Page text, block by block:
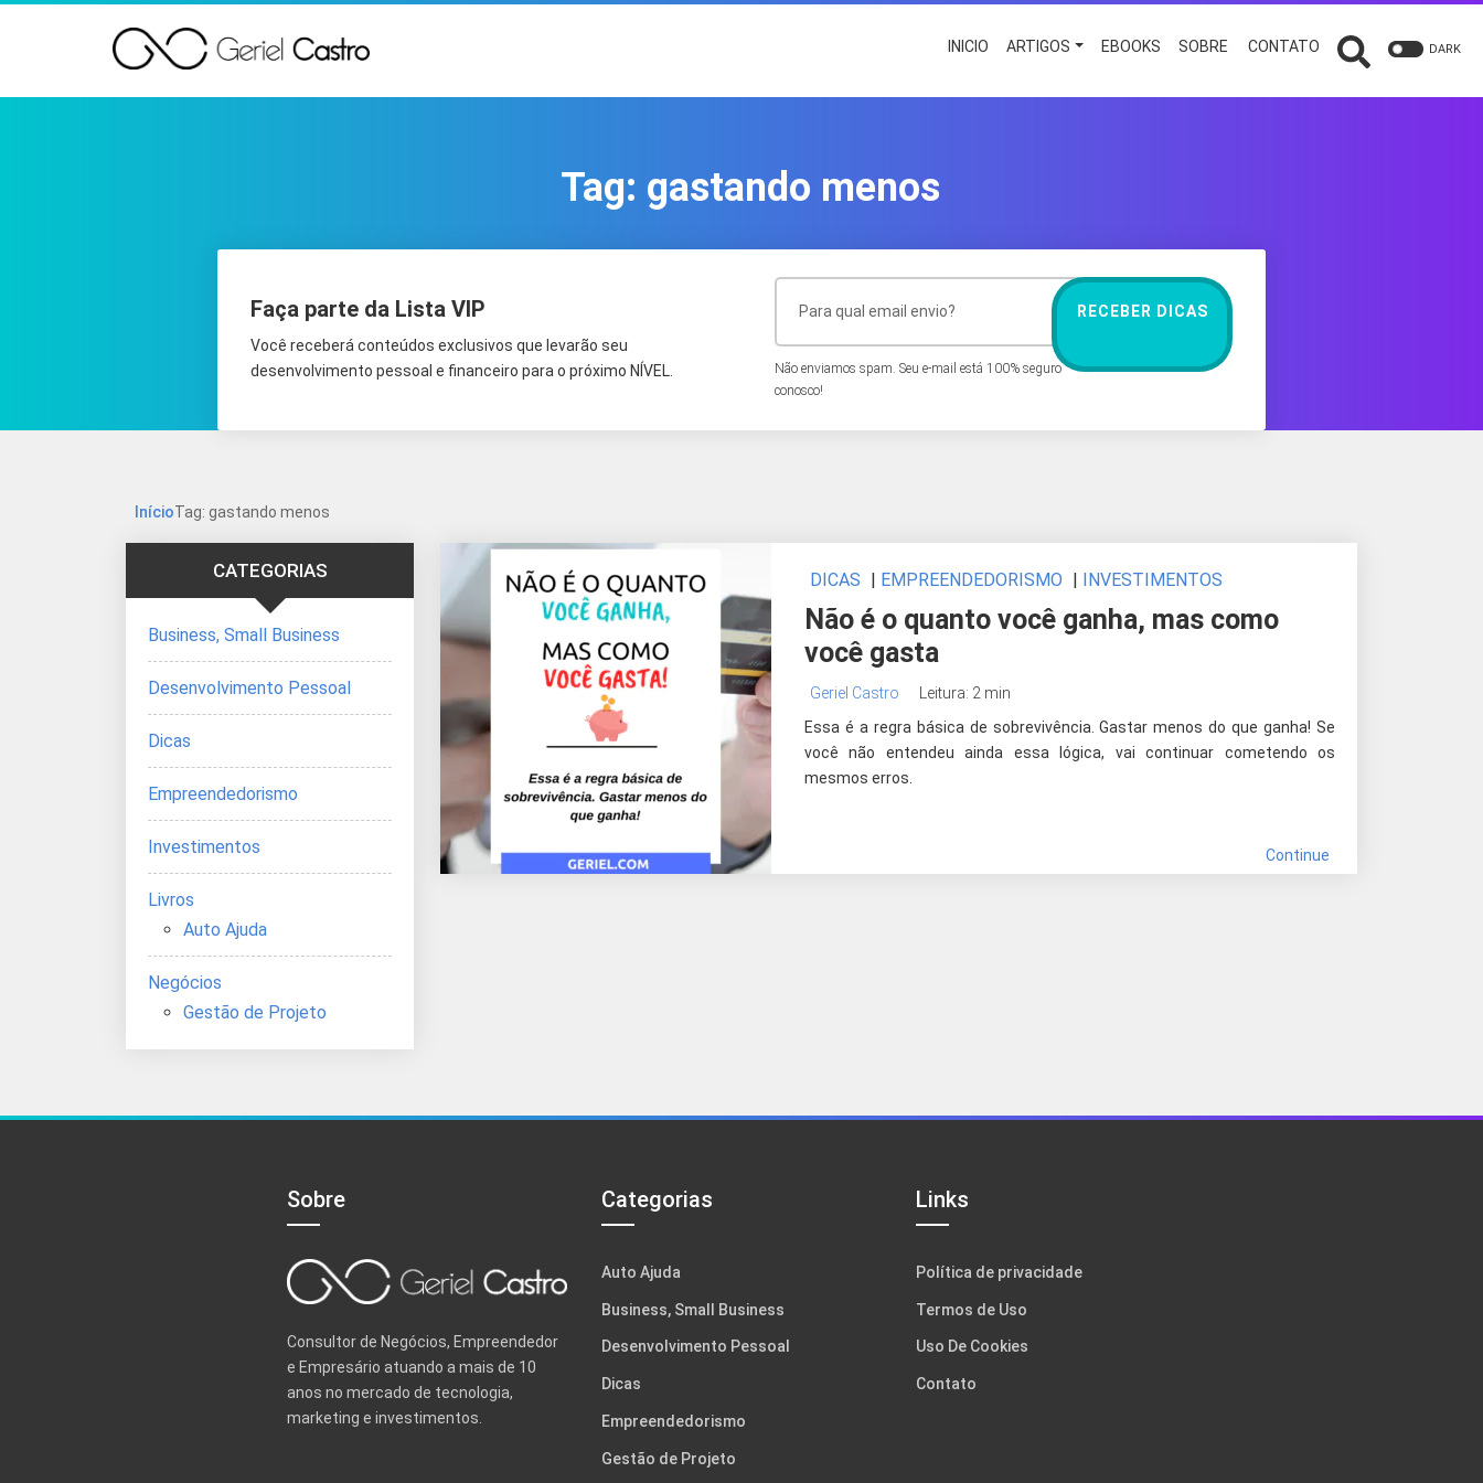
INICIO ARTIGOS EBOOKS SOBRE CONTATO DARK
Tag: gastando menos
Faça parte da Lista VIP
Você receberá conteúdos exclusivos que levarão seu
desenvolvimento pessoal e financeiro para o próximo NÍVEL.
Não enviamos spam. Seu e-mail está 100% seguro
conosco!
RECEBER DICAS
InícioTag: gastando menos
DICAS | EMPREENDEDORISMO | INVESTIMENTOS
Não é o quanto você ganha, mas como
você gasta
Geriel Castro
Leitura: 2 min
Essa é a regra básica de sobrevivência. Gastar menos do que ganha! Se
você não entendeu ainda essa lógica, vai continuar cometendo os
mesmos erros.
Continue
CATEGORIAS
Business, Small Business
Desenvolvimento Pessoal
Dicas
Empreendedorismo
Investimentos
Livros
Auto Ajuda
Negócios
Gestão de Projeto
Sobre
Consultor de Negócios, Empreendedor
e Empresário atuando a mais de 10
anos no mercado de tecnologia,
marketing e investimentos.
Categorias
Auto Ajuda
Business, Small Business
Desenvolvimento Pessoal
Dicas
Empreendedorismo
Gestão de Projeto
Links
Política de privacidade
Termos de Uso
Uso De Cookies
Contato